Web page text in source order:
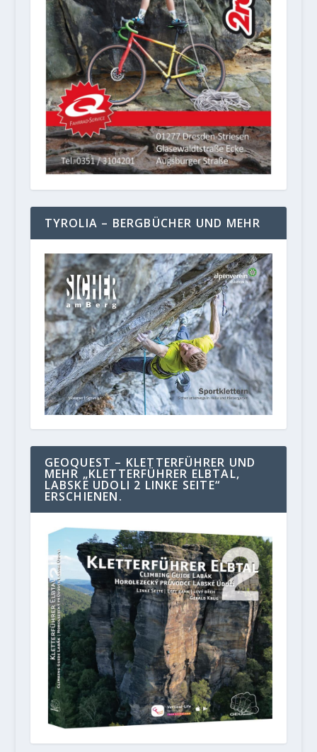
TYROLIA – BERGBÜCHER UND MEHR
GEOQUEST – KLETTERFÜHRER UND
MEHR „KLETTERFÜHRER ELBTAL,
LABSKE UDOLI 2 LINKE SEITE“
ERSCHIENEN.